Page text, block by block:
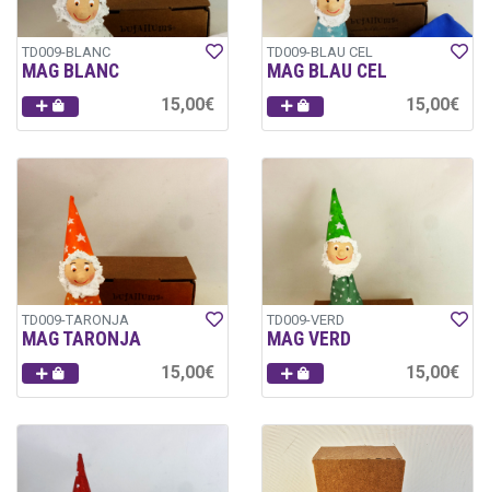
TD009-BLANC
MAG BLANC
15,00€
TD009-BLAU CEL
MAG BLAU CEL
15,00€
TD009-TARONJA
MAG TARONJA
15,00€
TD009-VERD
MAG VERD
15,00€